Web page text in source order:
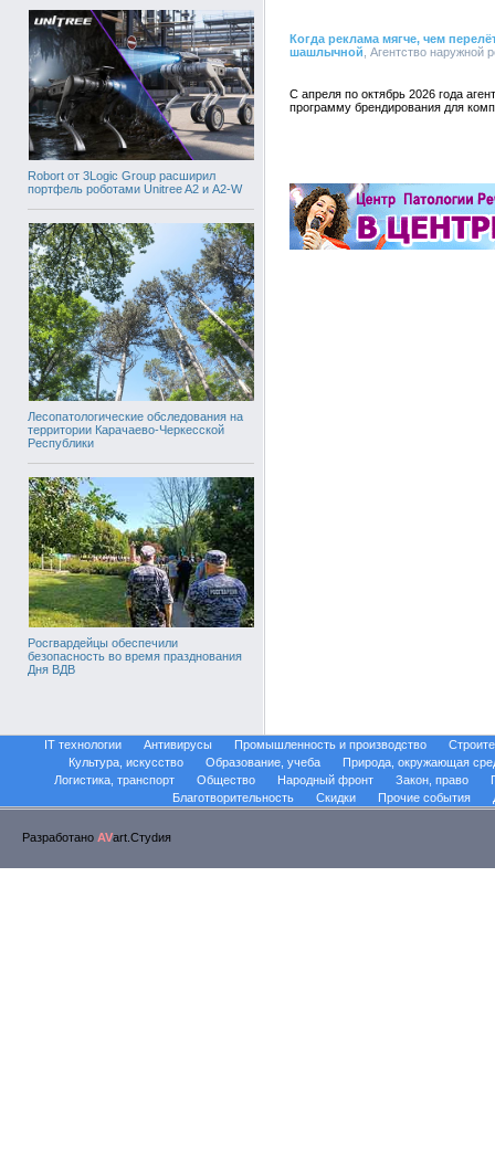
Robort от 3Logic Group расширил
портфель роботами Unitree A2 и A2-W
Лесопатологические обследования на
территории Карачаево-Черкесской
Республики
Росгвардейцы обеспечили
безопасность во время празднования
Дня ВДВ
Когда реклама мягче, чем
шашлычной , Агентство
С апреля по октябрь 2026 года
программу брендирования для
IT технологии Антивирусы Промышленность и производство
Культура, искусство
Образование, учеба
Природа, окружающая
Логистика, транспорт
Общество Народный фронт Закон, право
Благотворительность
Скидки Прочие события
Разработано AVart.Стуdия